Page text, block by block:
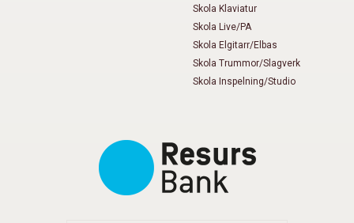
Skola Klaviatur
Skola Live/PA
Skola Elgitarr/Elbas
Skola Trummor/Slagverk
Skola Inspelning/Studio